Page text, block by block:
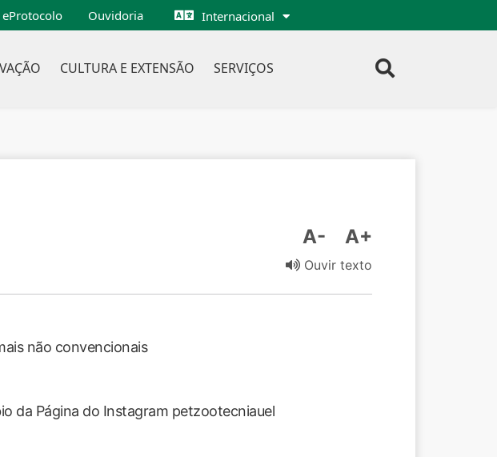
eProtocolo Ouvidoria Internacional
CULTURA E EXTENSÃO SERVIÇOS
A- A+
Ouvir texto
não convencionais
da Página do Instagram petzootecniauel